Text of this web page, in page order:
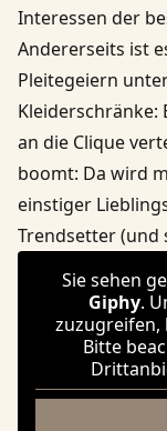
Interessen der
Andererseits ist
Pleitegeiern
Kleiderschränke:
an die Clique
boomt: Da wird
einstiger
Trendsetter (und
Sie sehen
Giphy.
zuzugreifen,
Bitte